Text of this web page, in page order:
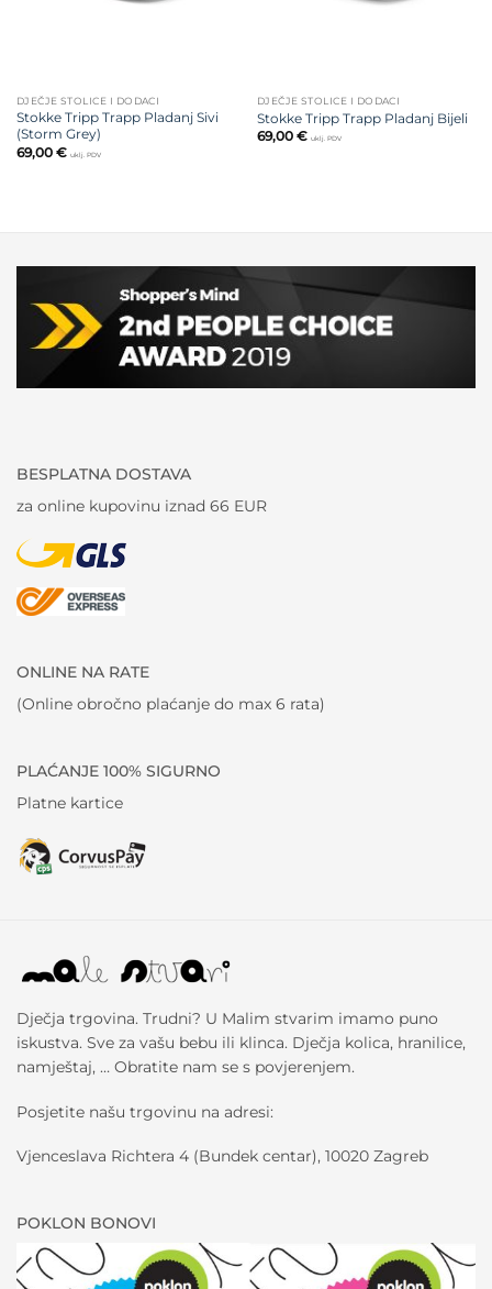
DJEČJE STOLICE I DODACI
Stokke Tripp Trapp Pladanj Sivi
(Storm Grey)
69,00 € uklj. PDV
DJEČJE STOLICE I DODACI
Stokke Tripp Trapp Pladanj Bijeli
69,00 € uklj. PDV
BESPLATNA DOSTAVA
za online kupovinu iznad 66 EUR
ONLINE NA RATE
(Online obročno plaćanje do max 6 rata)
PLAĆANJE 100% SIGURNO
Platne kartice
Dječja trgovina. Trudni? U Malim stvarim imamo puno
iskustva. Sve za vašu bebu ili klinca. Dječja kolica, hranilice,
namještaj, … Obratite nam se s povjerenjem.
Posjetite našu trgovinu na adresi:
Vjenceslava Richtera 4 (Bundek centar), 10020 Zagreb
POKLON BONOVI